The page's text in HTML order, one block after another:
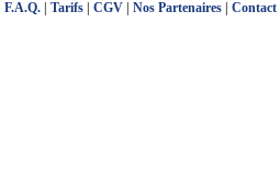
F.A.Q. Tarifs CGV Nos Partenaires Contact